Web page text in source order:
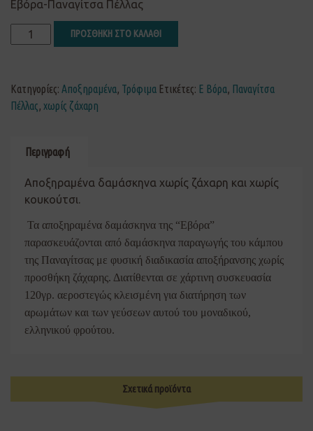
Εβόρα-Παναγίτσα Πέλλας
ΠΡΟΣΘΗΚΗ ΣΤΟ ΚΑΛΑΘΙ
Κατηγορίες: Αποξηραμένα, Τρόφιμα Ετικέτες: Ε Βόρα, Παναγίτσα
Πέλλας, χωρίς ζάχαρη
Περιγραφή
Αποξηραμένα δαμάσκηνα χωρίς ζάχαρη και χωρίς
κουκούτσι.
Τα αποξηραμένα δαμάσκηνα της “Εβόρα”
παρασκευάζονται από δαμάσκηνα παραγωγής του κάμπου
της Παναγίτσας με φυσική διαδικασία αποξήρανσης χωρίς
προσθήκη ζάχαρης. Διατίθενται σε χάρτινη συσκευασία
120γρ. αεροστεγώς κλεισμένη για διατήρηση των
αρωμάτων και των γεύσεων αυτού του μοναδικού,
ελληνικού φρούτου.
Σχετικά προϊόντα